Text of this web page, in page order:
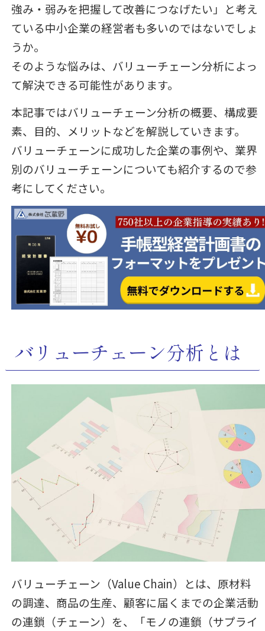
強み・弱みを把握して改善につなげたい」と考え
ている中小企業の経営者も多いのではないでしょ
うか。
そのような悩みは、バリューチェーン分析によっ
て解決できる可能性があります。
本記事ではバリューチェーン分析の概要、構成要
素、目的、メリットなどを解説していきます。
バリューチェーンに成功した企業の事例や、業界
別のバリューチェーンについても紹介するので参
考にしてください。
バリューチェーン分析とは
バリューチェーン（Value Chain）とは、原材料
の調達、商品の生産、顧客に届くまでの企業活動
の連鎖（チェーン）を、「モノの連鎖（サプライ